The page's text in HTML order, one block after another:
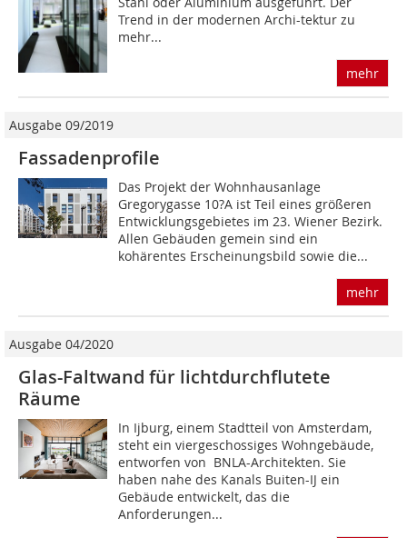
Trend in der modernen Archi­-tektur zu
mehr...
mehr
Ausgabe 09/2019
Fassadenprofile
Das Projekt der Wohnhausanlage
Gregorygasse 10?A ist Teil eines größeren
Entwicklungsgebietes im 23. Wiener Bezirk.
Allen Gebäuden gemein sind ein
kohärentes Erscheinungsbild sowie die...
mehr
Ausgabe 04/2020
Glas-Faltwand für lichtdurchflutete
Räume
In Ijburg, einem Stadtteil von Amsterdam,
steht ein viergeschossiges Wohngebäude,
entworfen von BNLA-Architekten. Sie
haben nahe des Kanals Buiten-IJ ein
Gebäude entwickelt, das die
Anforderungen...